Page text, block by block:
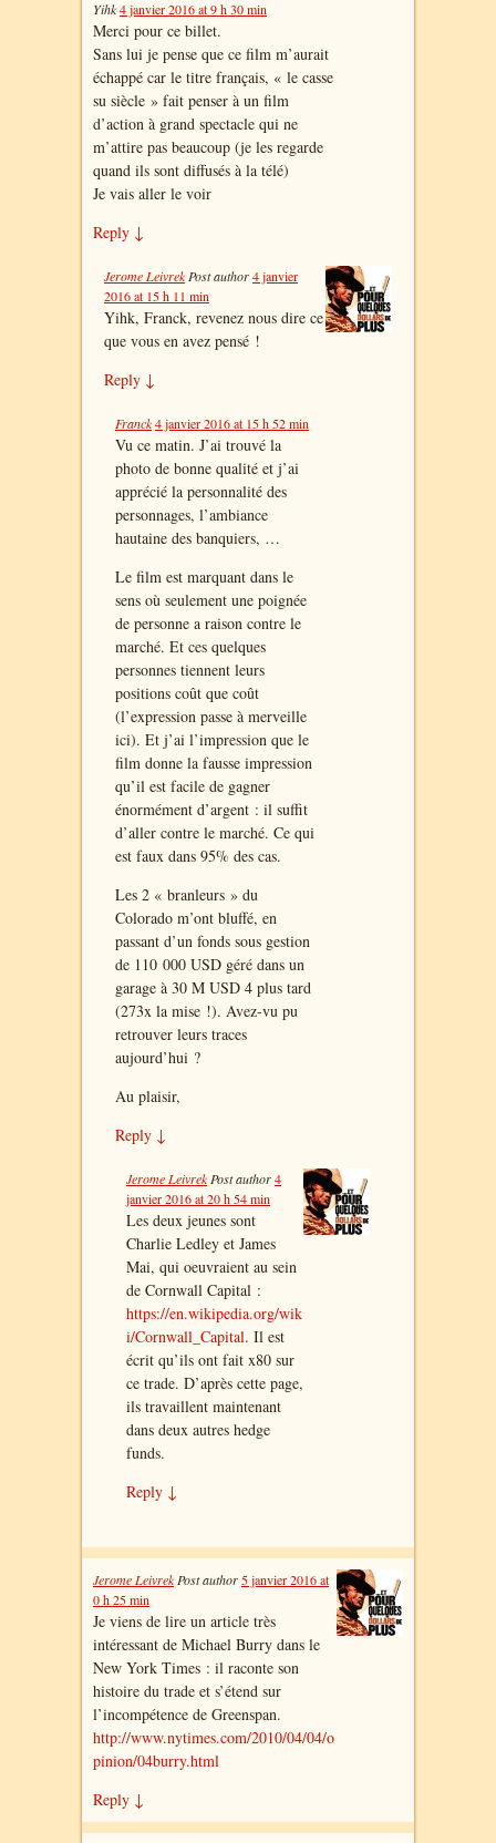
Yihk4 janvier 2016 at 9 h 30 min
Merci pour ce billet.
Sans lui je pense que ce film m’aurait
échappé car le titre français, « le casse
su siècle » fait penser à un film
d’action à grand spectacle qui ne
m’attire pas beaucoup (je les regarde
quand ils sont diffusés à la télé)
Je vais aller le voir
Reply ↓
Jerome Leivrek Post author4 janvier
2016 at 15 h 11 min
Yihk, Franck, revenez nous dire ce
que vous en avez pensé !
Reply ↓
Franck4 janvier 2016 at 15 h 52 min
Vu ce matin. J’ai trouvé la
photo de bonne qualité et j’ai
apprécié la personnalité des
personnages, l’ambiance
hautaine des banquiers, …
Le film est marquant dans le
sens où seulement une poignée
de personne a raison contre le
marché. Et ces quelques
personnes tiennent leurs
positions coût que coût
(l’expression passe à merveille
ici). Et j’ai l’impression que le
film donne la fausse impression
qu’il est facile de gagner
énormément d’argent : il suffit
d’aller contre le marché. Ce qui
est faux dans 95% des cas.
Les 2 « branleurs » du
Colorado m’ont bluffé, en
passant d’un fonds sous gestion
de 110 000 USD géré dans un
garage à 30 M USD 4 plus tard
(273x la mise !). Avez-vu pu
retrouver leurs traces
aujourd’hui ?
Au plaisir,
Reply ↓
Jerome Leivrek Post author4
janvier 2016 at 20 h 54 min
Les deux jeunes sont
Charlie Ledley et James
Mai, qui oeuvraient au sein
de Cornwall Capital :
https://en.wikipedia.org/wik
i/Cornwall_Capital. Il est
écrit qu’ils ont fait x80 sur
ce trade. D’après cette page,
ils travaillent maintenant
dans deux autres hedge
funds.
Reply ↓
Jerome Leivrek Post author 5 janvier 2016 at
0 h 25 min
Je viens de lire un article très
intéressant de Michael Burry dans le
New York Times : il raconte son
histoire du trade et s’étend sur
l’incompétence de Greenspan.
http://www.nytimes.com/2010/04/04/o
pinion/04burry.html
Reply ↓